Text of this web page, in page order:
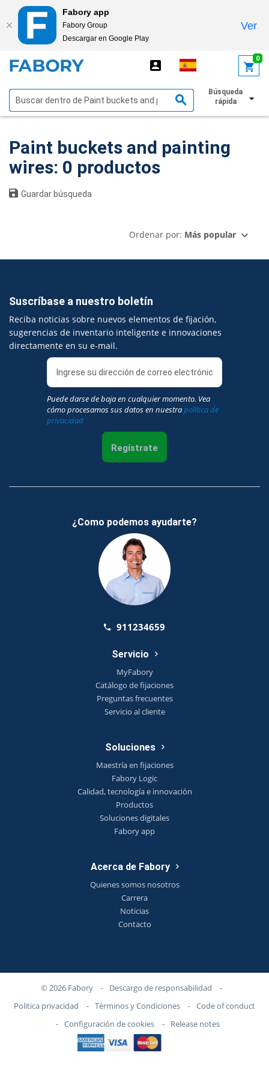
Fabory app
Fabory Group
Descargar en Google Play
Ver
0
Búsqueda
rápida
Mostrar filtros
Paint buckets and painting
wires: 0 productos
Guardar búsqueda
Ordenar por: Más popular
Suscríbase a nuestro boletín
Reciba noticias sobre nuevos elementos de fijación,
sugerencias de inventario inteligente e innovaciones
directamente en su e-mail.
Puede darse de baja en cualquier momento. Vea
cómo procesamos sus datos en nuestrapolítica de
privacidad
Regístrate
¿Como podemos ayudarte?
911234659
Servicio
MyFabory
Catálogo de fijaciones
Preguntas frecuentes
Servicio al cliente
Soluciones
Maestría en fijaciones
Fabory Logic
Calidad, tecnología e innovación
Productos
Soluciones digitales
Fabory app
Acerca de Fabory
Quienes somos nosotros
Carrera
Noticias
Contacto
© 2026 Fabory - Descargo de responsabilidad
-
Politica privacidad
- Términos y Condiciones - Code of conduct
- Configuración de cookies - Release notes